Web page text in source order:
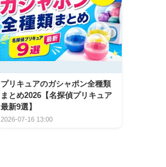
プリキュアのガシャポン全種類
まとめ2026【名探偵プリキュア
最新9選】
2026-07-16 13:00